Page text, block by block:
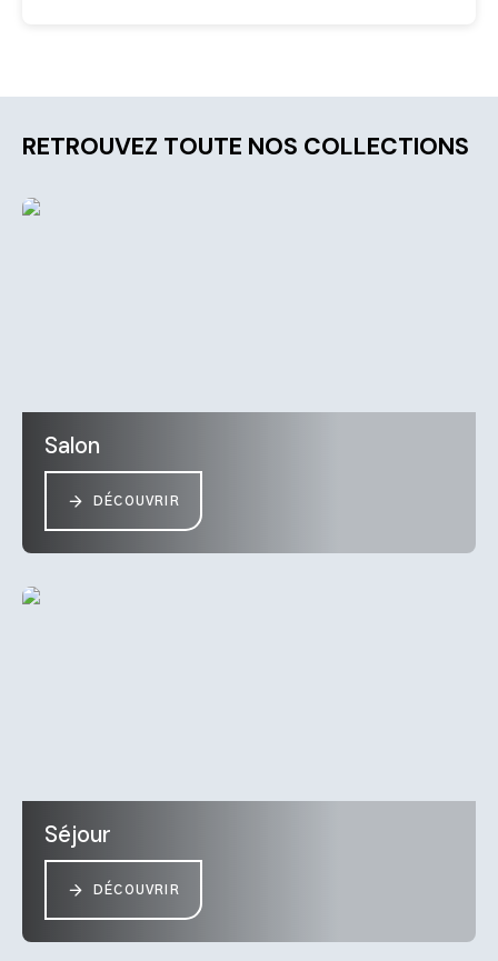
RETROUVEZ TOUTE NOS COLLECTIONS
Salon
DÉCOUVRIR
Séjour
DÉCOUVRIR